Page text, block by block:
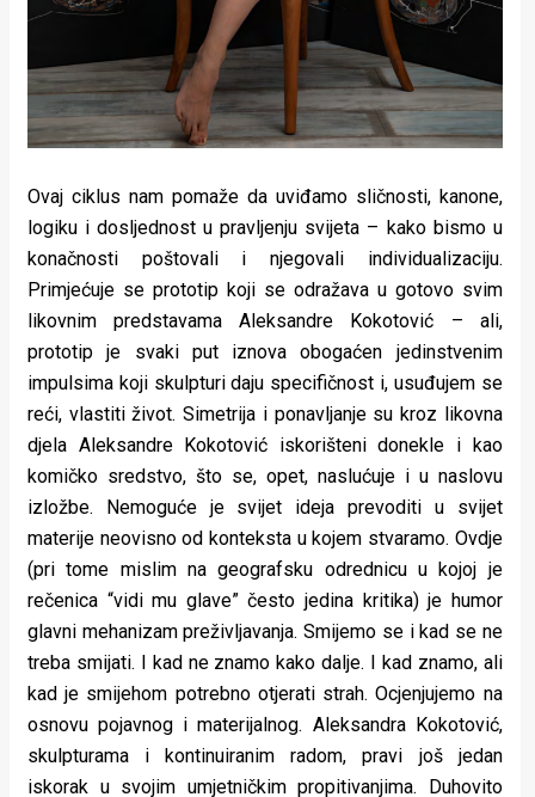
Ovaj ciklus nam pomaže da uviđamo sličnosti, kanone,
logiku i dosljednost u pravljenju svijeta – kako bismo u
konačnosti poštovali i njegovali individualizaciju.
Primjećuje se prototip koji se odražava u gotovo svim
likovnim predstavama Aleksandre Kokotović – ali,
prototip je svaki put iznova obogaćen jedinstvenim
impulsima koji skulpturi daju specifičnost i, usuđujem se
reći, vlastiti život. Simetrija i ponavljanje su kroz likovna
djela Aleksandre Kokotović iskorišteni donekle i kao
komičko sredstvo, što se, opet, naslućuje i u naslovu
izložbe. Nemoguće je svijet ideja prevoditi u svijet
materije neovisno od konteksta u kojem stvaramo. Ovdje
(pri tome mislim na geografsku odrednicu u kojoj je
rečenica “vidi mu glave” često jedina kritika) je humor
glavni mehanizam preživljavanja. Smijemo se i kad se ne
treba smijati. I kad ne znamo kako dalje. I kad znamo, ali
kad je smijehom potrebno otjerati strah. Ocjenjujemo na
osnovu pojavnog i materijalnog. Aleksandra Kokotović,
skulpturama i kontinuiranim radom, pravi još jedan
iskorak u svojim umjetničkim propitivanjima. Duhovito